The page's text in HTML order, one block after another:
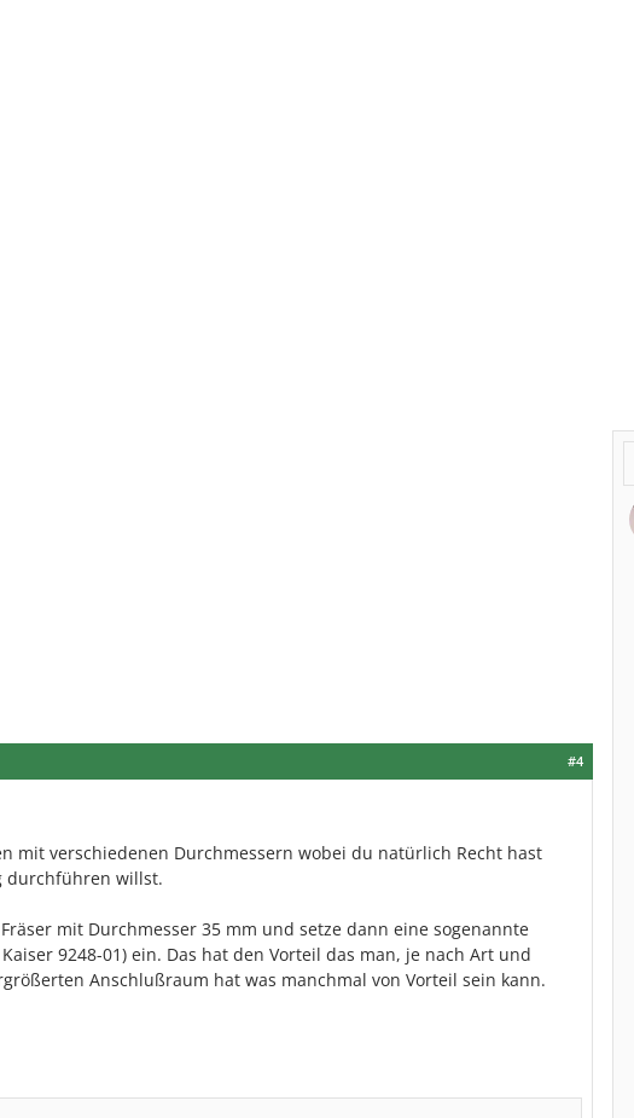
#4
mit verschiedenen Durchmessern wobei du natürlich Recht hast
durchführen willst.
mit Durchmesser 35 mm und setze dann eine sogenannte
9248-01) ein. Das hat den Vorteil das man, je nach Art und
Anschlußraum hat was manchmal von Vorteil sein kann.